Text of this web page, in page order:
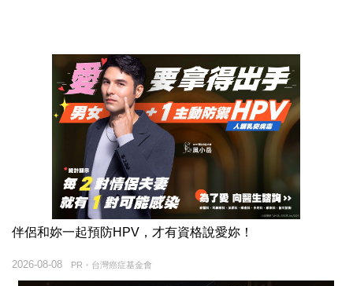
伴侶和妳一起預防HPV，才有資格說愛妳！
PR・台灣癌症基金會
2026-08-08